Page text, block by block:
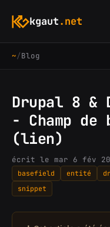
kgaut.net
~/Blog
Drupal 8
- Champ
(lien)
écrit le mar 6 fév
basefield entité
snippet